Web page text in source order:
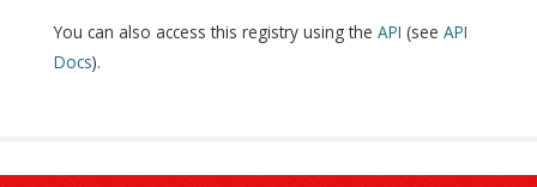
You can also access this registry using the API (see API
Docs).